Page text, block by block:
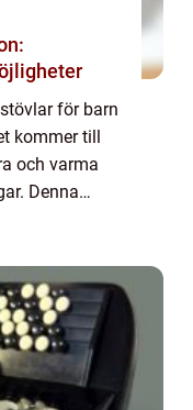
för barn
kommer till
och varma
Denna